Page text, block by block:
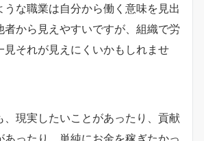
うな職業は自分から働く意味を見出
者から見えやすいですが、組織で労
見それが見えにくいかもしれませ
、現実したいことがあったり、貢献
あったり、単純にお金を稼ぎたかっ